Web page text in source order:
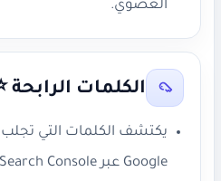
العضوي.
الكلمات الرابحة
يكتشف الكلمات التي
Google عبر Search Console.